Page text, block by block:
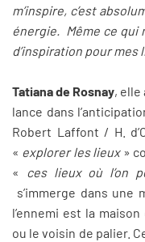
m’inspire, c’est
énergie. Même ce qui
d’inspiration pour mes
Tatiana de Rosnay, elle
lance dans
Robert Laffont / H.
« explorer les lieux»
« ces lieux où l’on
s’immerge dans
l’ennemi est la
ou le voisin de palier.